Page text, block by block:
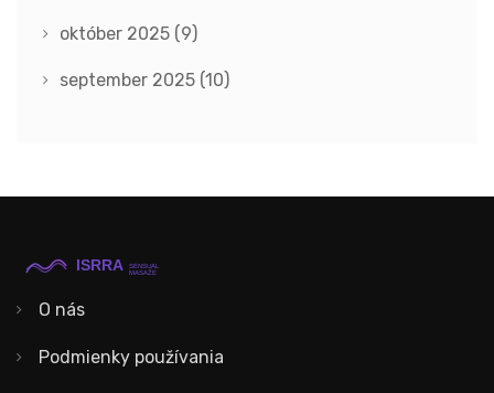
október 2025 (9)
september 2025 (10)
O nás
Podmienky používania